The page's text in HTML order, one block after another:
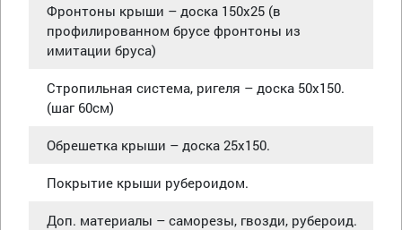
Фронтоны крыши – доска 150х25 (в
профилированном брусе фронтоны из
имитации бруса)
Стропильная система, ригеля – доска 50х150.
(шаг 60см)
Обрешетка крыши – доска 25х150.
Покрытие крыши рубероидом.
Доп. материалы – саморезы, гвозди, рубероид.